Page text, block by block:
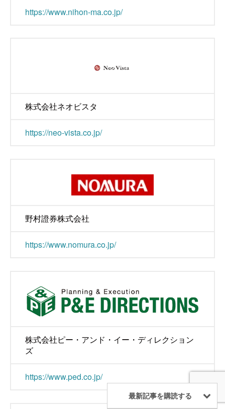
https://www.nihon-ma.co.jp/
株式会社ネオビスタ
https://neo-vista.co.jp/
野村證券株式会社
https://www.nomura.co.jp/
株式会社ピー・アンド・イー・ディレクション
ズ
https://www.ped.co.jp/
最新記事を購読する